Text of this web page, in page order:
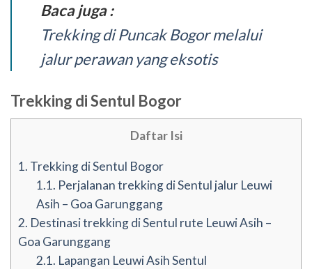
Baca juga :
Trekking di Puncak Bogor melalui
jalur perawan yang eksotis
Trekking di Sentul Bogor
Daftar Isi
1. Trekking di Sentul Bogor
1.1. Perjalanan trekking di Sentul jalur Leuwi
Asih – Goa Garunggang
2. Destinasi trekking di Sentul rute Leuwi Asih –
Goa Garunggang
2.1. Lapangan Leuwi Asih Sentul